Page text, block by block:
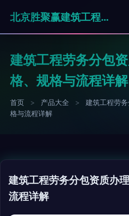
北京胜聚赢建筑工程有限公司
建筑工程劳务分包
格、规格与流程详解
首页 > 产品大全 >
建筑工程劳
格与流程详解
建筑工程劳务分包资质办
流程详解